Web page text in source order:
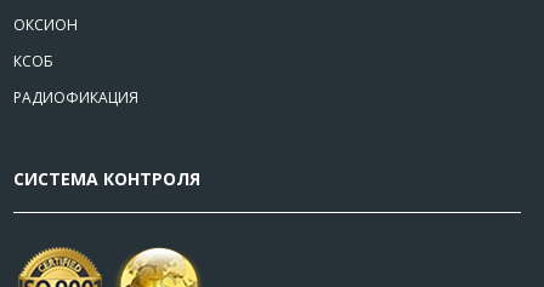
ОКСИОН
КСОБ
РАДИОФИКАЦИЯ
СИСТЕМА КОНТРОЛЯ